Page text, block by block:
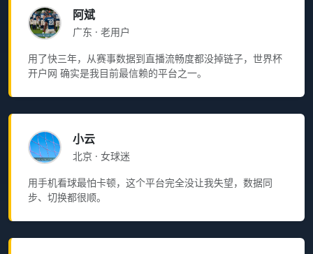
阿斌
广东 · 老用户
用了快三年，从赛事数据到直播流畅度都没掉链子，世界杯
开户网 确实是我目前最信赖的平台之一。
小云
北京 · 女球迷
用手机看球最怕卡顿，这个平台完全没让我失望，数据同
步、切换都很顺。